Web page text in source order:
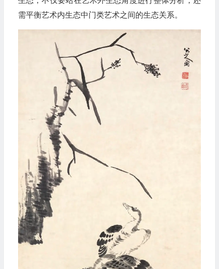
需平衡艺术内生态中门类艺术之间的生态关系。